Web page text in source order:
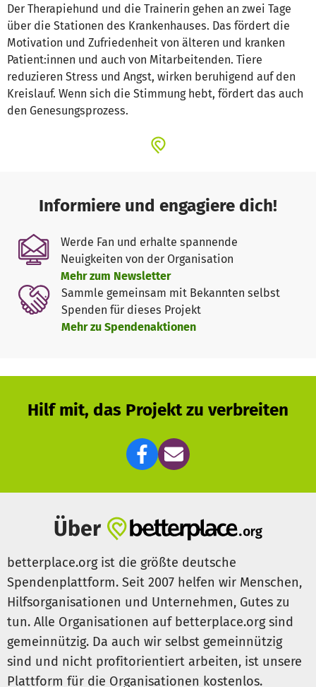
Der Therapiehund und die Trainerin gehen an zwei Tage
über die Stationen des Krankenhauses. Das fördert die
Motivation und Zufriedenheit von älteren und kranken
Patient:innen und auch von Mitarbeitenden. Tiere
reduzieren Stress und Angst, wirken beruhigend auf den
Kreislauf. Wenn sich die Stimmung hebt, fördert das auch
den Genesungsprozess.
Informiere und engagiere dich!
Werde Fan und erhalte spannende
Neuigkeiten von der Organisation
Mehr zum Newsletter
Sammle gemeinsam mit Bekannten selbst
Spenden für dieses Projekt
Mehr zu Spendenaktionen
Hilf mit, das Projekt zu verbreiten
Über
betterplace.org ist die größte deutsche
Spendenplattform. Seit 2007 helfen wir Menschen,
Hilfsorganisationen und Unternehmen, Gutes zu
tun. Alle Organisationen auf betterplace.org sind
gemeinnützig. Da auch wir selbst gemeinnützig
sind und nicht profitorientiert arbeiten, ist unsere
Plattform für die Organisationen kostenlos.